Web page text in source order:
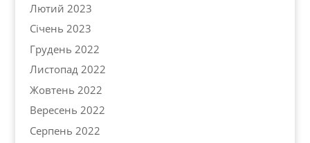
Лютий 2023
Січень 2023
Грудень 2022
Листопад 2022
Жовтень 2022
Вересень 2022
Серпень 2022